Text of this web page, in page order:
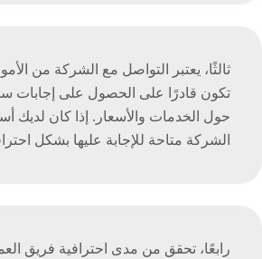
ثالثًا، يعتبر التواصل مع الشركة من
تكون قادرًا على الحصول على إجابات
حول الخدمات والأسعار. إذا كان لديك
الشركة متاحة للإجابة عليها بشكل
رابعًا، تحقق من مدى احترافية فريق